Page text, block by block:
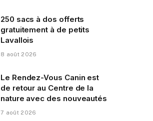
250 sacs à dos offerts
gratuitement à de petits
Lavallois
8 août 2026
Le Rendez-Vous Canin est
de retour au Centre de la
nature avec des nouveautés
7 août 2026